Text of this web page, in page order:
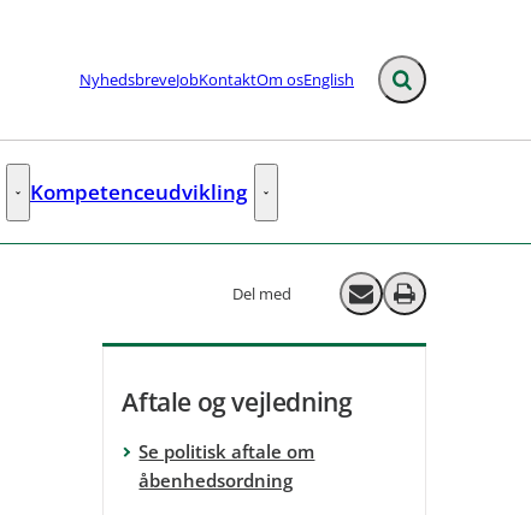
NyhedsbreveJobKontaktOm osEnglish Fold søgefelt ud
Rådgivning og analyse - Flere links
Kompetenceudvikling Kompetenceudvikling - Flere links
Del med Send email
Print
Aftale og vejledning
Se politisk aftale om
åbenhedsordning